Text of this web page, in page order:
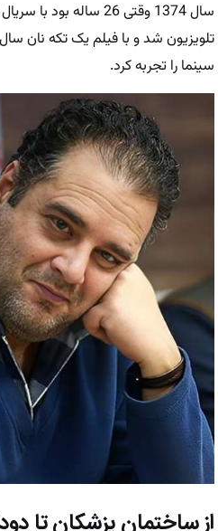
سال 1374 وقتی 26 ساله
سینما را تجربه کرد.
از ساختمان پزشکان تا